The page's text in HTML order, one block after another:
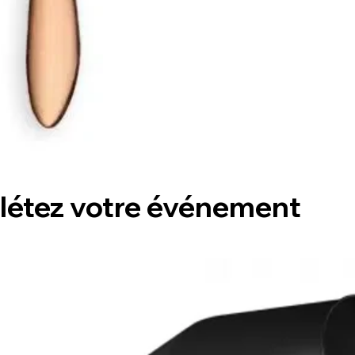
votre événement